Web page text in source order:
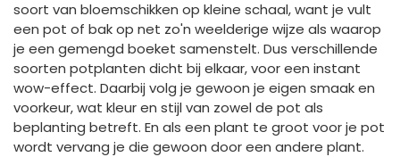
soort van bloemschikken op kleine schaal, want je vult
een pot of bak op net zo'n weelderige wijze als waarop
je een gemengd boeket samenstelt. Dus verschillende
soorten potplanten dicht bij elkaar, voor een instant
wow-effect. Daarbij volg je gewoon je eigen smaak en
voorkeur, wat kleur en stijl van zowel de pot als
beplanting betreft. En als een plant te groot voor je pot
wordt vervang je die gewoon door een andere plant.